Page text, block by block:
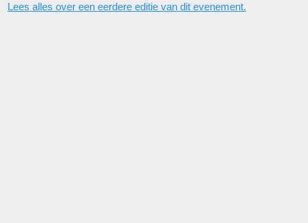
Lees alles over een eerdere editie van dit evenement.